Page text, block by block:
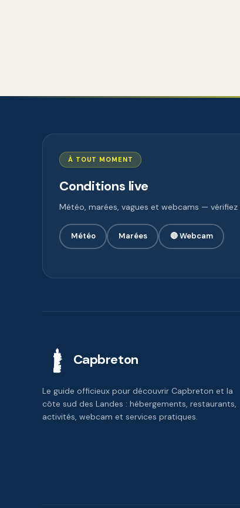
À TOUT MOMENT
Conditions live
Météo, marées, vagues et webcams —
Météo Marées 🔴 Webcam
Capbreton
Le guide officieux pour découvrir Capbreton et la
côte sud des Landes : hébergements, restaurants,
activités, webcam et services pratiques.